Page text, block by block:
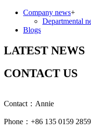
Company news+
Departmental
Blogs
LATEST NEWS
CONTACT US
Contact：Annie
Phone：+86 135 0159 2859